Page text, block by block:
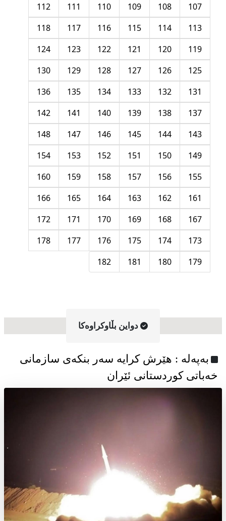
107
108
109
110
111
112
113
114
115
116
117
118
119
120
121
122
123
124
125
126
127
128
129
130
131
132
133
134
135
136
137
138
139
140
141
142
143
144
145
146
147
148
149
150
151
152
153
154
155
156
157
158
159
160
161
162
163
164
165
166
167
168
169
170
171
172
173
174
175
176
177
178
179
180
181
182
دواین بڵاوکراوه‌کا
به‌په‌له‌ : هێرش کرایە سەر بنکەی سازمانی
خەباتی کوردستانی ئێران